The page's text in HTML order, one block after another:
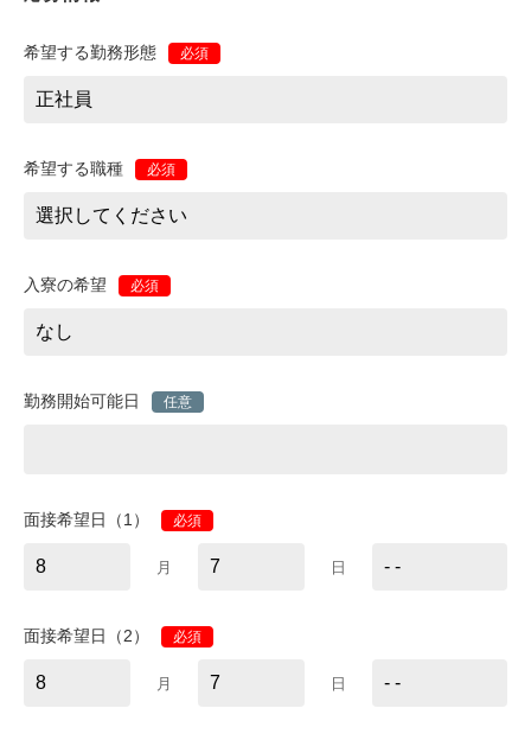
希望する勤務形態 必須
希望する職種 必須
入寮の希望 必須
勤務開始可能日 任意
面接希望日（1） 必須
月 日
面接希望日（2） 必須
月 日